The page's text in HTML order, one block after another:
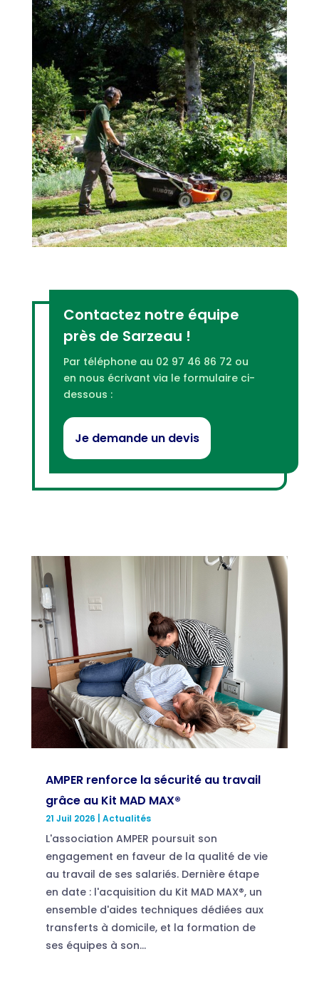
Contactez notre équipe
près de Sarzeau !
Par téléphone au 02 97 46 86 72 ou
en nous écrivant via le formulaire ci-
dessous :
Je demande un devis
AMPER renforce la sécurité au travail
grâce au Kit MAD MAX®
21 Juil 2026 Actualités
L'association AMPER poursuit son
engagement en faveur de la qualité de vie
au travail de ses salariés. Dernière étape
en date : l'acquisition du Kit MAD MAX®, un
ensemble d'aides techniques dédiées aux
transferts à domicile, et la formation de
ses équipes à son...